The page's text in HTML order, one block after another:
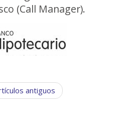
(Call Manager).
antiguos